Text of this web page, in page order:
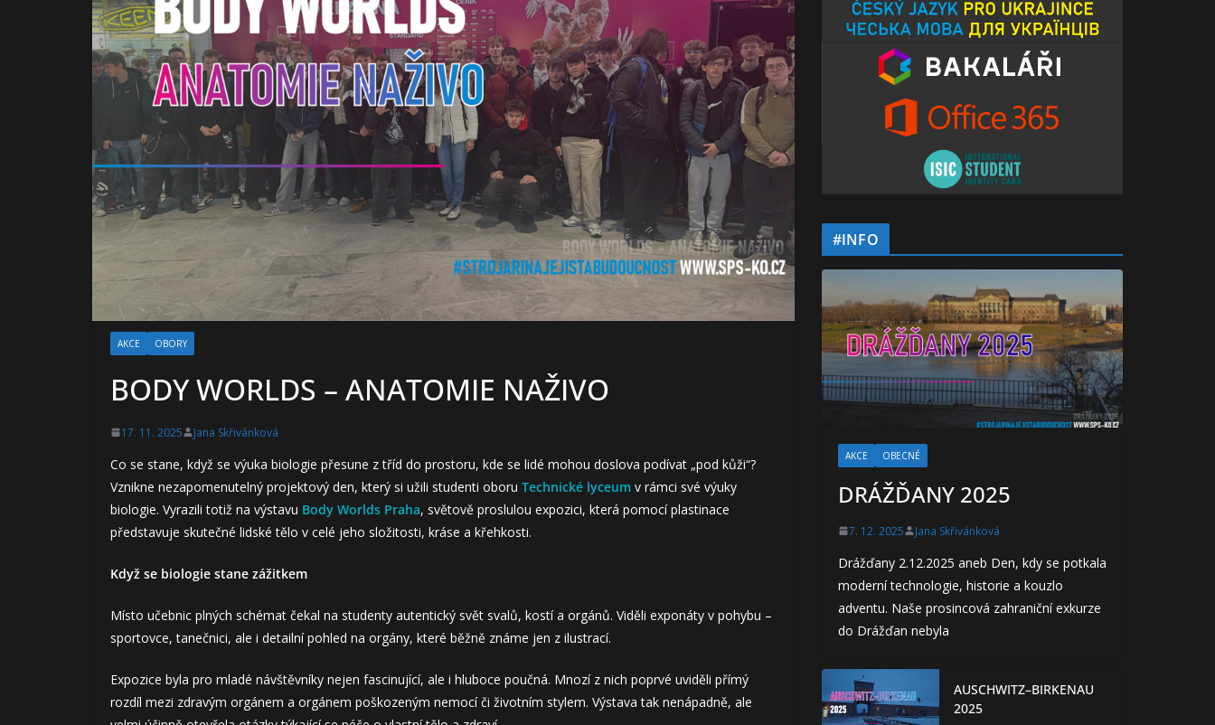
AKCE OBORY
BODY WORLDS – ANATOMIE NAŽIVO
17. 11. 2025 Jana Skřivánková
Co se stane, když se výuka biologie přesune z tříd do prostoru, kde se lidé mohou doslova podívat „pod kůži“?
Vznikne nezapomenutelný projektový den, který si užili studenti oboru Technické lyceum v rámci své výuky
biologie. Vyrazili totiž na výstavu Body Worlds Praha, světově proslulou expozici, která pomocí plastinace
představuje skutečné lidské tělo v celé jeho složitosti, kráse a křehkosti.
Když se biologie stane zážitkem
Místo učebnic plných schémat čekal na studenty autentický svět svalů, kostí a orgánů. Viděli exponáty v pohybu –
sportovce, tanečnici, ale i detailní pohled na orgány, které běžně známe jen z ilustrací.
Expozice byla pro mladé návštěvníky nejen fascinující, ale i hluboce poučná. Mnozí z nich poprvé uviděli přímý
rozdíl mezi zdravým orgánem a orgánem poškozeným nemocí či životním stylem. Výstava tak nenápadně, ale
#INFO
AKCE OBECNÉ
DRÁŽĎANY 2025
7. 12. 2025 Jana Skřivánková
Drážďany 2.12.2025 aneb Den, kdy se potkala
moderní technologie, historie a kouzlo
adventu. Naše prosincová zahraniční exkurze
do Drážďan nebyla
AUSCHWITZ–BIRKENAU
2025